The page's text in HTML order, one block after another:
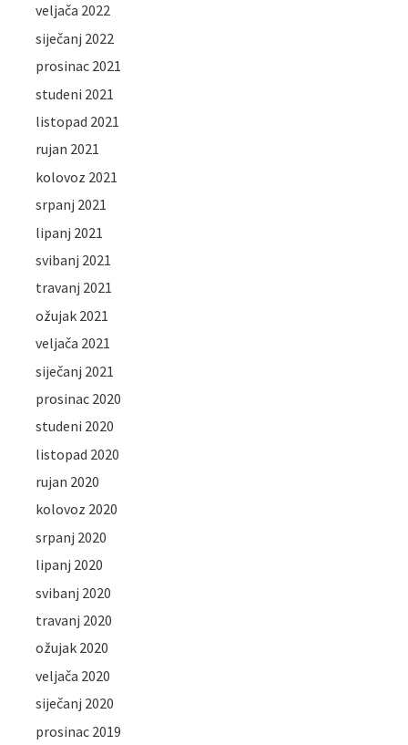
veljača 2022
siječanj 2022
prosinac 2021
studeni 2021
listopad 2021
rujan 2021
kolovoz 2021
srpanj 2021
lipanj 2021
svibanj 2021
travanj 2021
ožujak 2021
veljača 2021
siječanj 2021
prosinac 2020
studeni 2020
listopad 2020
rujan 2020
kolovoz 2020
srpanj 2020
lipanj 2020
svibanj 2020
travanj 2020
ožujak 2020
veljača 2020
siječanj 2020
prosinac 2019